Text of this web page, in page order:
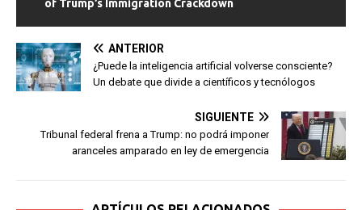
of Trump’s Immigration Crackdown
ANTERIOR
¿Puede la inteligencia artificial volverse consciente?
Un debate que divide a científicos y tecnólogos
SIGUIENTE
Tribunal federal frena a Trump: no podrá imponer
aranceles amparado en ley de emergencia